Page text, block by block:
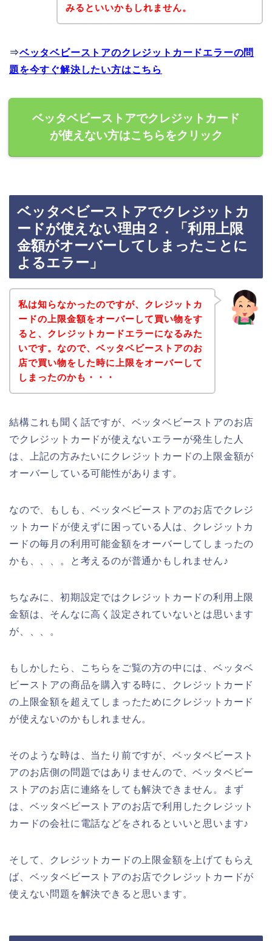
みるといいかもしれません。
⇒ベッタベビーストアのクレジットカードエラーの問
題を今すぐ解決したい方はこちら
ベッタベビーストアでクレジットカード
が使えない方はこちらをクリック
ベッタベビーストアでクレジットカ
ードが使えない理由２．「利用上限
金額がオーバーしてしまったことに
よるエラー」
私は知らなかったのですが、クレジットカ
ードの上限金額をオーバーして買い物をす
ると、クレジットカードエラーになるみた
いです。なので、ベッタベビーストアのお
店で買い物をした時に上限をオーバーして
しまったのかも・・・
結構これも聞く話ですが、ベッタベビーストアのお店
でクレジットカードが使えないエラーが発生した人
は、上記の方みたいにクレジットカードの上限金額が
オーバーしている可能性があります。
なので、もしも、ベッタベビーストアのお店でクレジ
ットカードが使えずに困っている人は、クレジットカ
ードの毎月の利用可能金額をオーバーしてしまったの
かも、、、。と考えるのが普通かもしれません♪
ちなみに、初期設定ではクレジットカードの利用上限
金額は、そんなに高く設定されていないとは思います
が、、、。
もしかしたら、こちらをご覧の方の中には、ベッタベ
ビーストアの商品を購入する時に、クレジットカード
の上限金額を超えてしまったためにクレジットカード
が使えないのかもしれません。
そのような時は、当たり前ですが、ベッタベビースト
アのお店側の問題ではありませんので、ベッタベビー
ストアのお店に連絡をしても解決できません。まず
は、ベッタベビーストアのお店で利用したクレジット
カードの会社に電話などをされるといいと思います♪
そして、クレジットカードの上限金額を上げてもらえ
ば、ベッタベビーストアのお店でクレジットカードが
使えない問題を解決できると思います。